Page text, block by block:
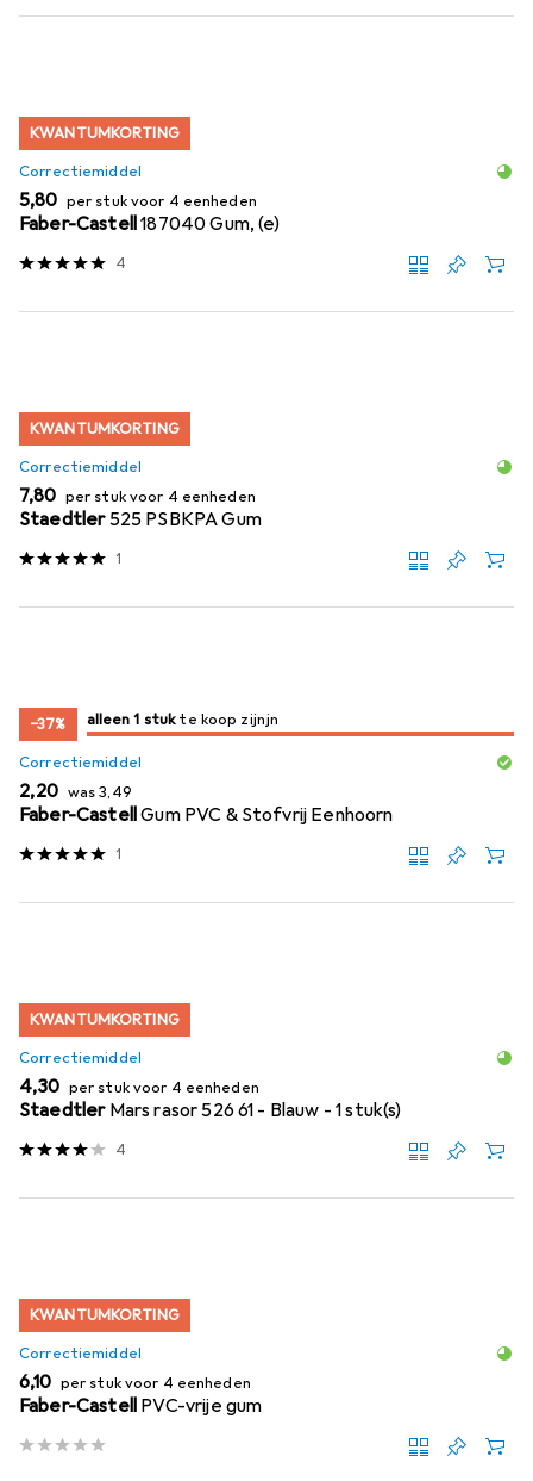
KWANTUMKORTING
Correctiemiddel
EUR
5,80 per stuk voor 4 eenheden
Faber-Castell187040 Gum, (e)
4
KWANTUMKORTING
Correctiemiddel
EUR
7,80 per stuk voor 4 eenheden
Staedtler525 PSBKPA Gum
1
−37% slechts 1 item te koop zijn
alleen 1 stuk te koop zijn
Correctiemiddel
EUR
2,20 wasEUR
3,49
Faber-CastellGum PVC & Stofvrij Eenhoorn
1
KWANTUMKORTING
Correctiemiddel
EUR
4,30 per stuk voor 4 eenheden
Staedtler Mars rasor 526 61 - Blauw - 1 stuk(s)
4
KWANTUMKORTING
Correctiemiddel
EUR
6,10 per stuk voor 4 eenheden
Faber-Castell PVC-vrije gum